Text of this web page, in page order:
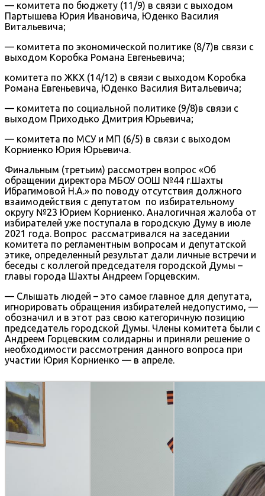
— комитета по бюджету (11/9) в связи с выходом
Партышева Юрия Ивановича, Юденко Василия
Витальевича;
— комитета по экономической политике (8/7)в связи с
выходом Коробка Романа Евгеньевича;
комитета по ЖКХ (14/12) в связи с выходом Коробка
Романа Евгеньевича, Юденко Василия Витальевича;
— комитета по социальной политике (9/8)в связи с
выходом Приходько Дмитрия Юрьевича;
— комитета по МСУ и МП (6/5) в связи с выходом
Корниенко Юрия Юрьевича.
Финальным (третьим) рассмотрен вопрос «Об
обращении директора МБОУ ООШ №44 г.Шахты
Ибрагимовой Н.А.» по поводу отсутствия должного
взаимодействия с депутатом по избирательному
округу №23 Юрием Корниенко. Аналогичная жалоба от
избирателей уже поступала в городскую Думу в июле
2021 года. Вопрос рассматривался на заседании
комитета по регламентным вопросам и депутатской
этике, определенный результат дали личные встречи и
беседы с коллегой председателя городской Думы –
главы города Шахты Андреем Горцевским.
— Слышать людей – это самое главное для депутата,
игнорировать обращения избирателей недопустимо, —
обозначил и в этот раз свою категоричную позицию
председатель городской Думы. Члены комитета были с
Андреем Горцевским солидарны и приняли решение о
необходимости рассмотрения данного вопроса при
участии Юрия Корниенко — в апреле.